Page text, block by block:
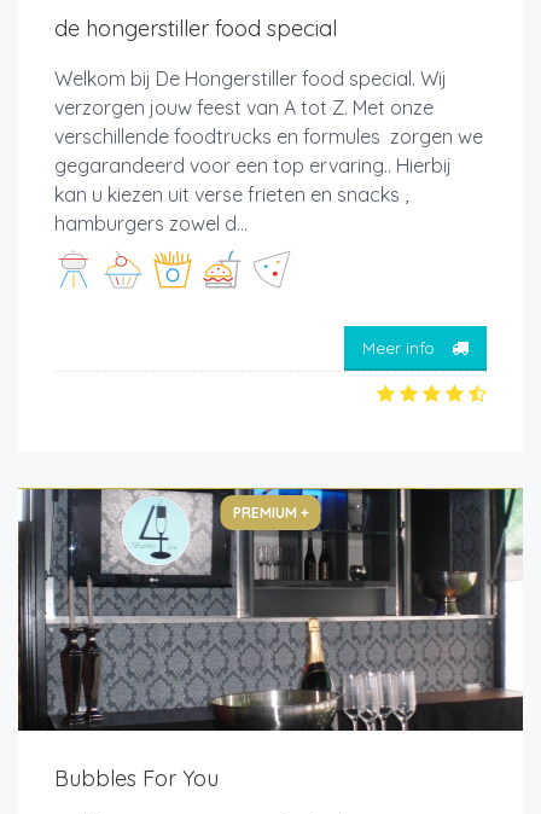
de hongerstiller food special
Welkom bij De Hongerstiller food special. Wij
verzorgen jouw feest van A tot Z. Met onze
verschillende foodtrucks en formules zorgen we
gegarandeerd voor een top ervaring.. Hierbij
kan u kiezen uit verse frieten en snacks ,
hamburgers zowel d...
Meer info
PREMIUM +
Bubbles For You